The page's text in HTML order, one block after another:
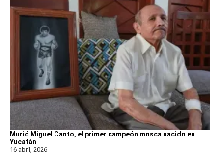
Murió Miguel Canto, el primer campeón mosca nacido en
Yucatán
16 abril, 2026